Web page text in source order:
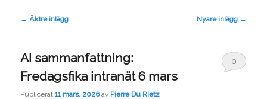
innehåll
Inläggsnavigering
← Äldre inlägg Nyare inlägg →
AI sammanfattning:
Fredagsfika intranät 6 mars
Publicerat11 mars, 2026 av Pierre Du Rietz
0